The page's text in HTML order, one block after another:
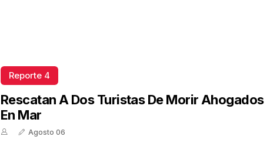
Reporte 4
Rescatan A Dos Turistas De Morir Ahogados
En Mar
Agosto 06